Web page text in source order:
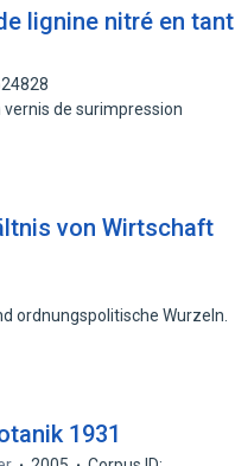
lignine nitré en tant
vernis de surimpression
von Wirtschaft
ordnungspolitische Wurzeln.
1931